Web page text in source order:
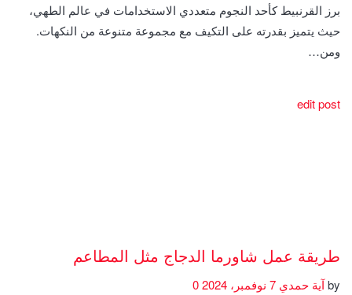
برز القرنبيط كأحد النجوم متعددي الاستخدامات في عالم الطهي،
حيث يتميز بقدرته على التكيف مع مجموعة متنوعة من النكهات.
ومن…
edit post
طريقة عمل شاورما الدجاج مثل المطاعم
byآية حمدي